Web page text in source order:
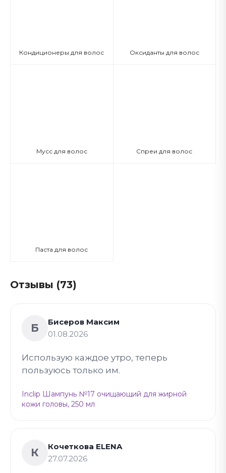
Кондиционеры для волос Оксиданты для волос
Мусс для волос Спреи для волос
Паста для волос
Отзывы (73)
Б
Бисеров Максим
01.08.2026
Использую каждое утро, теперь
пользуюсь только им.
Inclip Шампунь №17 очищающий для жирной
кожи головы, 250 мл
К
Кочеткова ELENA
27.07.2026